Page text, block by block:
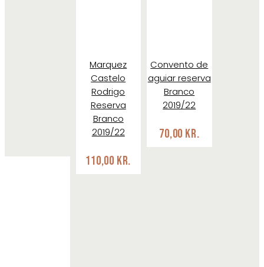
Marquez
Castelo
Rodrigo
Reserva
Branco
2019/22
110,00 kr.
Convento de
aguiar reserva
Branco
2019/22
70,00 kr.